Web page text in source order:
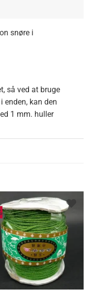
snøre i
så ved at bruge
enden, kan den
1 mm. huller